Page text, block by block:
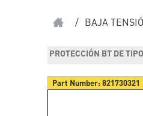
/ BAJA
PROTECCIÓN BT DE
Part Number:821730321